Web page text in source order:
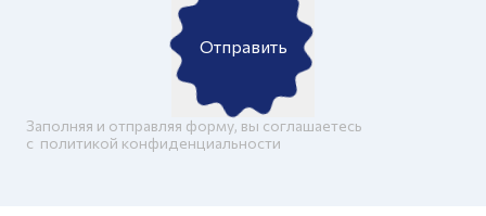
Отправить
Заполняя и отправляя форму, вы соглашаетесь
c политикой конфиденциальности